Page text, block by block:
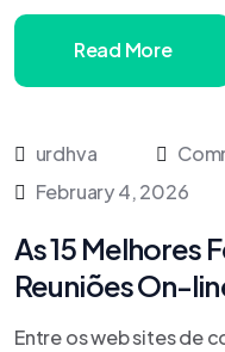
Read More
urdhva
February 4, 2026
As 15 Melhores
Reuniões On-
Entre os web sites de